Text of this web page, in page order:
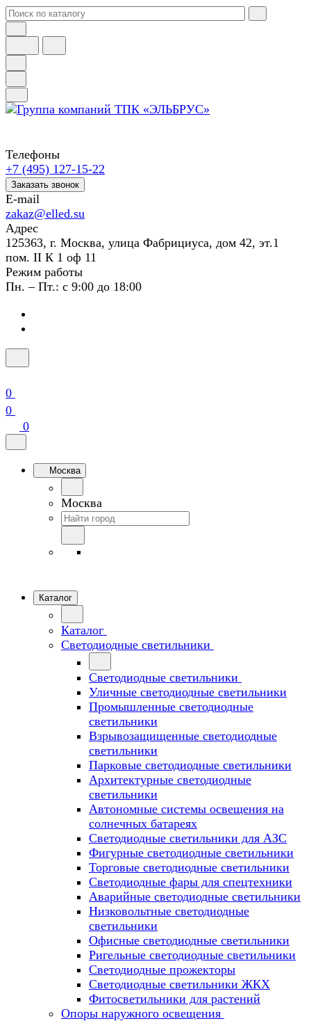
Телефоны
+7 (495) 127-15-22
Заказать звонок
E-mail
zakaz@elled.su
Адрес
125363, г. Москва, улица Фабрициуса, дом 42, эт.1
пом. II К 1 оф 11
Режим работы
Пн. – Пт.: с 9:00 до 18:00
0
0
0
Москва
Москва
Каталог
Каталог
Светодиодные светильники
Светодиодные светильники
Уличные светодиодные светильники
Промышленные светодиодные
светильники
Взрывозащищенные светодиодные
светильники
Парковые светодиодные светильники
Архитектурные светодиодные
светильники
Автономные системы освещения на
солнечных батареях
Светодиодные светильники для АЗС
Фигурные светодиодные светильники
Торговые светодиодные светильники
Cветодиодные фары для спецтехники
Аварийные светодиодные светильники
Низковольтные светодиодные
светильники
Офисные светодиодные светильники
Ригельные светодиодные светильники
Светодиодные прожекторы
Светодиодные светильники ЖКХ
Фитосветильники для растений
Опоры наружного освещения